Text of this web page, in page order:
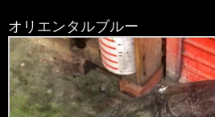
オリエンタルブルー